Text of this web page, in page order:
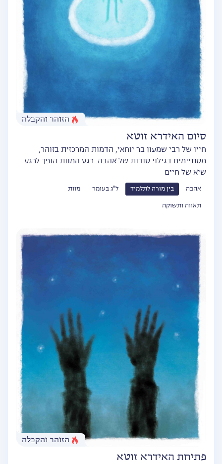
הזוהר והקבלה
סיום האידרא זוטא
חייו של רבי שמעון בר יוחאי, הדמות המרכזית בזוהר,
מסתיימים בגילוי סודות של אהבה. רגע המוות הופך לרגע
שיא של חיים
אהבה בין מורה לתלמיד ל"ג בעומר מוות
תאווה ותשוקה
הזוהר והקבלה
פתיחת האידרא זוטא